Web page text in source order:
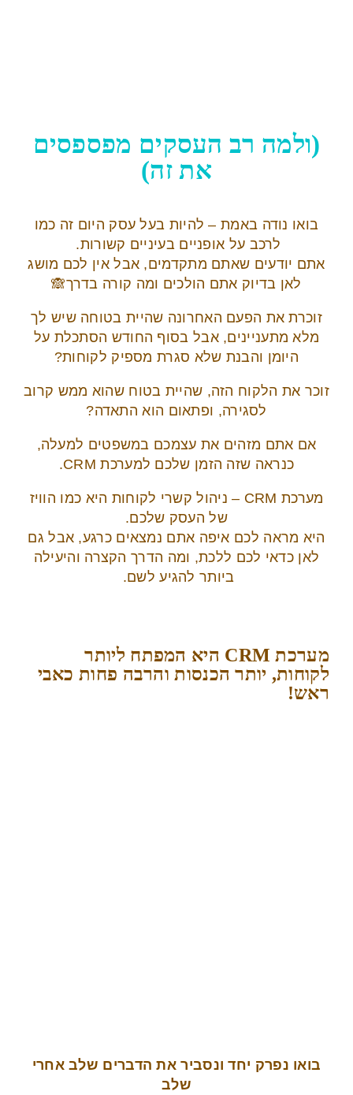
(ולמה רב העסקים מפספסים
את זה)
בואו נודה באמת – להיות בעל עסק היום זה כמו
לרכב על אופניים בעיניים קשורות.
אתם יודעים שאתם מתקדמים, אבל אין לכם מושג
לאן בדיוק אתם הולכים ומה קורה בדרך🙈
זוכרת את הפעם האחרונה שהיית בטוחה שיש לך
מלא מתעניינים, אבל בסוף החודש הסתכלת על
היומן והבנת שלא סגרת מספיק לקוחות?
זוכר את הלקוח הזה, שהיית בטוח שהוא ממש קרוב
לסגירה, ופתאום הוא התאדה?
אם אתם מזהים את עצמכם במשפטים למעלה,
כנראה שזה הזמן שלכם למערכת CRM.
מערכת CRM – ניהול קשרי לקוחות היא כמו הוויז
של העסק שלכם.
היא מראה לכם איפה אתם נמצאים כרגע, אבל גם
לאן כדאי לכם ללכת, ומה הדרך הקצרה והיעילה
ביותר להגיע לשם.
מערכת CRM היא המפתח ליותר
לקוחות, יותר הכנסות והרבה פחות כאבי
ראש!
בואו נפרק יחד ונסביר את הדברים שלב אחרי
שלב